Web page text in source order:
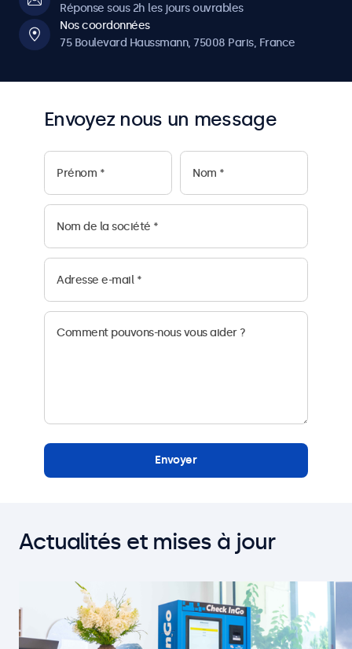
9
0
9
0
Réponse sous 2h les jours ouvrables
Nos coordonnées
75 Boulevard Haussmann, 75008 Paris, France
Envoyez nous un message
Envoyer
Actualités et mises à jour